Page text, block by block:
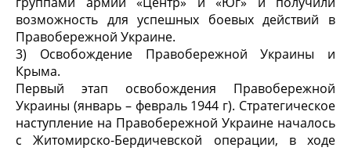
возможность для успешных боевых действий в
Правобережной Украине.
3) Освобождение Правобережной Украины и
Крыма.
Первый этап освобождения Правобережной
Украины (январь – февраль 1944 г). Стратегическое
наступление на Правобережной Украине началось
с Житомирско-Бердичевской операции, в ходе